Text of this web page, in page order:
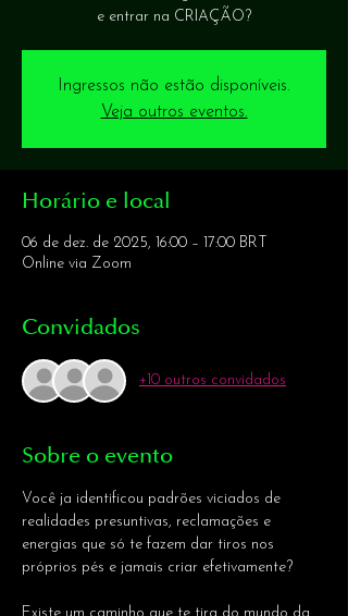
e entrar na CRIAÇÃO?
Ingressos não estão disponíveis.
Veja outros eventos.
Horário e local
06 de dez. de 2025, 16:00 – 17:00 BRT
Online via Zoom
Convidados
+10 outros convidados
Sobre o evento
Você ja identificou padrões viciados de
realidades presuntivas, reclamações e
energias que só te fazem dar tiros nos
próprios pés e jamais criar efetivamente?